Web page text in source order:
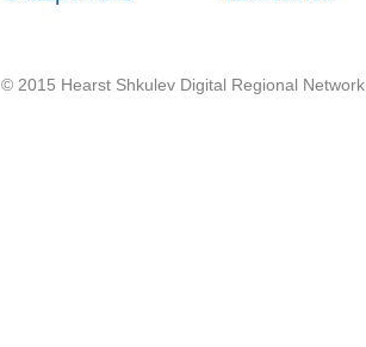
© 2015 Hearst Shkulev Digital Regional Network